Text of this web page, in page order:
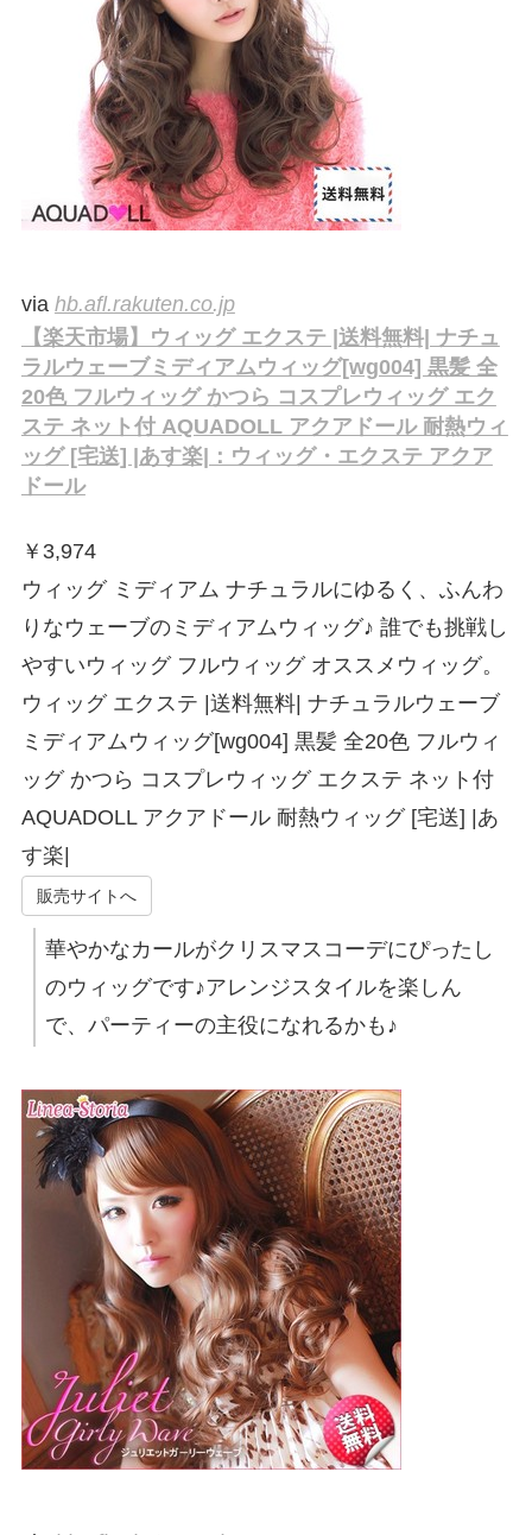
via hb.afl.rakuten.co.jp
【楽天市場】ウィッグ エクステ |送料無料| ナチュ
ラルウェーブミディアムウィッグ[wg004] 黒髪 全
20色 フルウィッグ かつら コスプレウィッグ エク
ステ ネット付 AQUADOLL アクアドール 耐熱ウィ
ッグ [宅送] |あす楽|：ウィッグ・エクステ アクア
ドール
￥ 3,974
ウィッグ ミディアム ナチュラルにゆるく、ふんわ
りなウェーブのミディアムウィッグ♪ 誰でも挑戦し
やすいウィッグ フルウィッグ オススメウィッグ。
ウィッグ エクステ |送料無料| ナチュラルウェーブ
ミディアムウィッグ[wg004] 黒髪 全20色 フルウィ
ッグ かつら コスプレウィッグ エクステ ネット付
AQUADOLL アクアドール 耐熱ウィッグ [宅送] |あ
す楽|
販売サイトへ
華やかなカールがクリスマスコーデにぴったし
のウィッグです♪アレンジスタイルを楽しん
で、パーティーの主役になれるかも♪